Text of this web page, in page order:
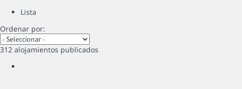
Lista
Ordenar por:
312 alojamientos publicados